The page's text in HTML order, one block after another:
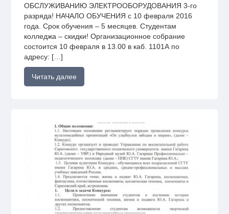
ОБСЛУЖИВАНИЮ ЭЛЕКТРООБОРУДОВАНИЯ 3-го
разряда! НАЧАЛО ОБУЧЕНИЯ с 10 февраля 2016
года. Срок обучения – 5 месяцев. Студентам
колледжа – скидки! Организационное собрание
состоится 10 февраля в 13.00 в каб. 1101А по
адресу: […]
Читать далее